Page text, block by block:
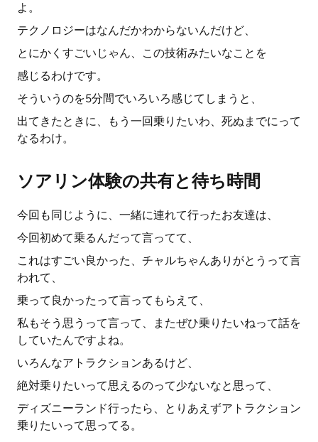
よ。
テクノロジーはなんだかわからないんだけど、
とにかくすごいじゃん、この技術みたいなことを
感じるわけです。
そういうのを5分間でいろいろ感じてしまうと、
出てきたときに、もう一回乗りたいわ、死ぬまでにって
なるわけ。
ソアリン体験の共有と待ち時間
今回も同じように、一緒に連れて行ったお友達は、
今回初めて乗るんだって言ってて、
これはすごい良かった、チャルちゃんありがとうって言
われて、
乗って良かったって言ってもらえて、
私もそう思うって言って、またぜひ乗りたいねって話を
していたんですよね。
いろんなアトラクションあるけど、
絶対乗りたいって思えるのって少ないなと思って、
ディズニーランド行ったら、とりあえずアトラクション
乗りたいって思ってる。